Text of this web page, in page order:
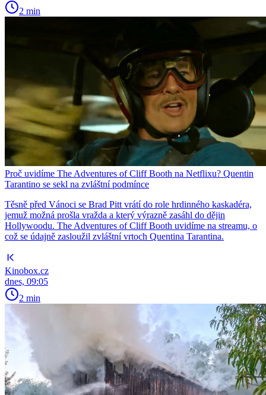
2 min
Proč uvidíme The Adventures of Cliff Booth na Netflixu? Quentin
Tarantino se sekl na zvláštní podmínce
Těsně před Vánoci se Brad Pitt vrátí do role hrdinného kaskadéra,
jemuž možná prošla vražda a který výrazně zasáhl do dějin
Hollywoodu. The Adventures of Cliff Booth uvidíme na streamu, o
což se údajně zasloužil zvláštní vrtoch Quentina Tarantina.
Kinobox.cz
dnes, 09:05
2 min